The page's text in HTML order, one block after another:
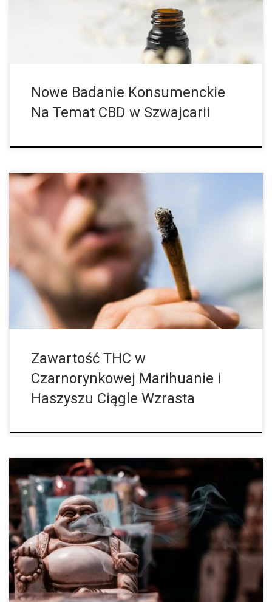
Nowe Badanie Konsumenckie
Na Temat CBD w Szwajcarii
Zawartość substancji THC w niektórych produktach z konopi
indyjskich podwoiła się w ciągu ostatniej dekady. Na przykład w
2012 roku w skonfiskowanym haszyszu odnotowano średnio
10,1% THC, a w bieżącym […]
Zawartość THC w
Czarnorynkowej Marihuanie i
Haszyszu Ciągle Wzrasta
W Polsce nawet nie toczy się dyskusja na temat legalizacji
marihuany. Za to u naszych zachodnich sąsiadów, w Niemczech,
nowy rząd od czasu do czasu ma nowe pomysły w kwestii […]